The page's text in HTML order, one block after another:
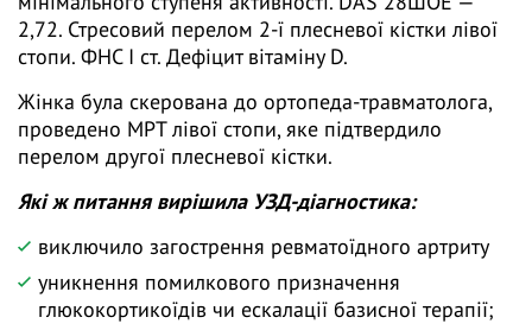
2,72. Стресовий перелом 2-ї плесневої кістки лівої
стопи. ФНС І ст. Дефіцит вітаміну D.
Жінка була скерована до ортопеда-травматолога,
проведено МРТ лівої стопи, яке підтвердило
перелом другої плесневої кістки.
Які ж питання вирішила УЗД-діагностика:
виключило загострення ревматоїдного артриту
уникнення помилкового призначення
глюкокортикоїдів чи ескалації базисної терапії;